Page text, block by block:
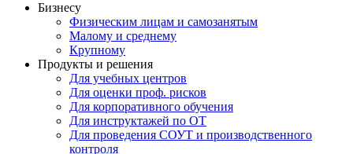
Бизнесу
Физическим лицам и самозанятым
Малому и среднему
Крупному
Продукты и решения
Для учебных центров
Для оценки проф. рисков
Для корпоративного обучения
Для инструктажей по ОТ
Для проведения СОУТ и производственного
контроля